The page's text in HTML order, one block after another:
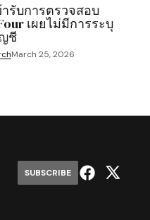
รับการตรวจสอบ
เผยไม่มีการระบุ
ชี
March 25, 2026
SUBSCRIBE